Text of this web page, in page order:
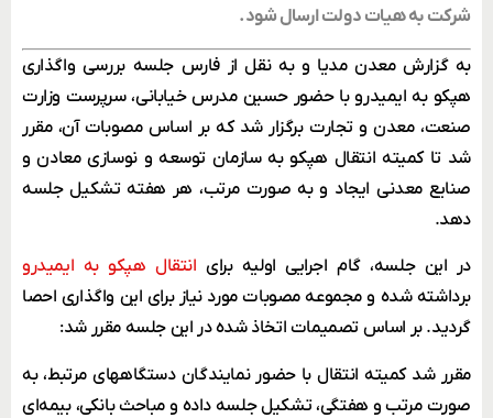
شرکت به هیات دولت ارسال شود.
به گزارش معدن مدیا و به نقل از فارس جلسه بررسی واگذاری
هپکو به ایمیدرو با حضور حسین مدرس خیابانی، سرپرست وزارت
صنعت، معدن و تجارت برگزار شد که بر اساس مصوبات آن، مقرر
شد تا کمیته انتقال هپکو به سازمان توسعه و نوسازی معادن و
صنایع معدنی ایجاد و به صورت مرتب، هر هفته تشکیل جلسه
دهد.
در این جلسه، گام اجرایی اولیه برای انتقال هپکو به ایمیدرو
برداشته شده و مجموعه مصوبات مورد نیاز برای این واگذاری احصا
گردید. بر اساس تصمیمات اتخاذ شده در این جلسه مقرر شد:
مقرر شد کمیته انتقال با حضور نمایندگان دستگاههای مرتبط، به
صورت مرتب و هفتگی، تشکیل جلسه داده و مباحث بانکی، بیمه‌ای